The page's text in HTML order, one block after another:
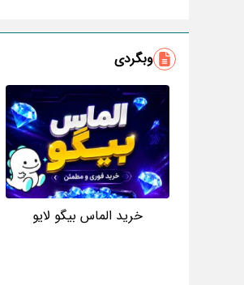
وبگردی
خرید الماس بیگو لایو